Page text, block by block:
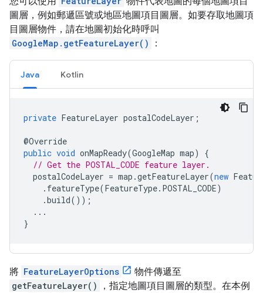
圖層，例如郵遞區號或地區地圖項目圖層。如要存取地圖項
目圖層物件，請在地圖初始化時呼叫
GoogleMap.getFeatureLayer()
：
Java Kotlin
private FeatureLayer postalCodeLayer ;
@Override
public void onMapReady(GoogleMap map)
{
// Get the POSTAL_CODE feature layer.
postalCodeLayer = map .getFeatureLayer(new
. featureType(FeatureType. POSTAL_CODE)
.build());
...
}
將 FeatureLayerOptions
物件傳遞至
getFeatureLayer()
，指定地圖項目圖層的類型。在本例